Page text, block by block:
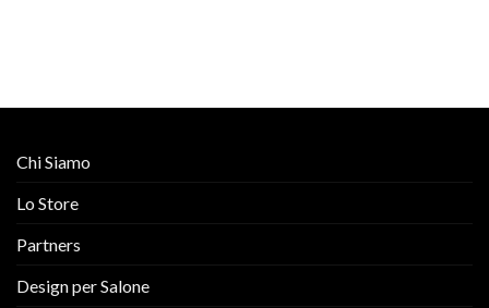
Chi Siamo
Lo Store
Partners
Design per Salone